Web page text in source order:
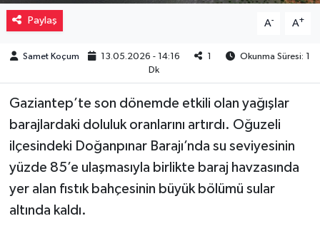
Paylaş A- A+
Samet Koçum 13.05.2026 - 14:16 1
Okunma Süresi: 1
Dk
Gaziantep’te son dönemde etkili olan yağışlar
barajlardaki doluluk oranlarını artırdı. Oğuzeli
ilçesindeki Doğanpınar Barajı’nda su seviyesinin
yüzde 85’e ulaşmasıyla birlikte baraj havzasında
yer alan fıstık bahçesinin büyük bölümü sular
altında kaldı.
Sağlık
Teknoloji
Türkiye